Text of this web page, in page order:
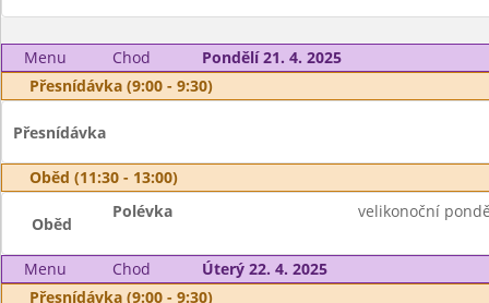
Menu Chod
Pondělí 21. 4. 2025
Přesnídávka (9:00 - 9:30)
Přesnídávka
Oběd (11:30 - 13:00)
Oběd
Polévka velikonoční
Menu Chod
Úterý 22. 4. 2025
Přesnídávka (9:00 - 9:30)